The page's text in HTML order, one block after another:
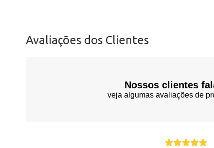
Avaliações dos Clientes
Nossos clientes
veja algumas avaliações de